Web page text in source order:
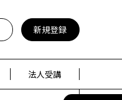
新規登録
法人受講